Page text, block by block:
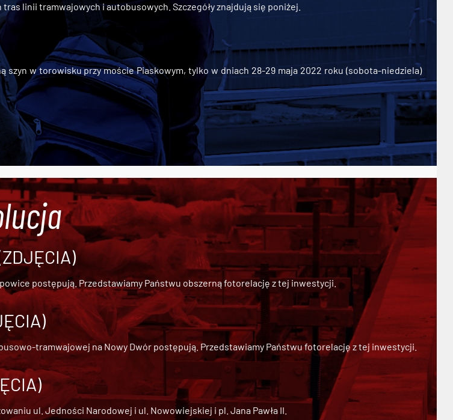
linii tramwajowych i autobusowych. Szczegóły znajdują się poniżej.
szyn w torowisku przy moście Piaskowym, tylko w dniach 28-29 maja 2022 roku (sobota-niedziela)
postępują. Przedstawiamy Państwu obszerną fotorelację z tej inwestycji.
tramwajowej na Nowy Dwórpostępują. Przedstawiamy Państwu fotorelację z tej inwestycji.
ul. Jedności Narodowej i ul. Nowowiejskiej i pl. Jana Pawła II.